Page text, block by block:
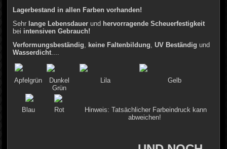
Lagerbestand in allen Farben vorhanden!
Sehr lange Lebensdauer und hervorragende Scheuerfestigkeit
bei intensiven Gebrauch!
Verformungsbeständig
keine Faltenbildung ,UV Beständig und
Wasserdicht
Apfelgrün
Dunkel
Grün
Lila Gelb
Blau Rot
Hinweis: Tatsächlicher Farbeindruck kann
abweichen!